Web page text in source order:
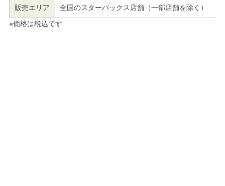
販売エリア
全国のスターバックス店舗（一部店舗を除く）
※価格は税込です